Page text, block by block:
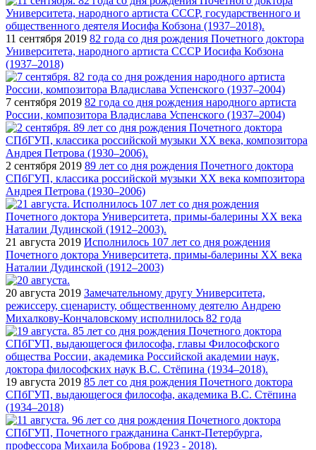
11 сентября 2019 82 года со дня рождения Почетного доктора
Университета, народного артиста СССР Иосифа Кобзона
(1937–2018)
7 сентября 2019 82 года со дня рождения народного артиста
России, композитора Владислава Успенского (1937–2004)
2 сентября 2019 89 лет со дня рождения Почетного доктора
СПбГУП, классика российской музыки ХХ века композитора
Андрея Петрова (1930–2006)
21 августа 2019 Исполнилось 107 лет со дня рождения
Почетного доктора Университета, примы-балерины XX века
Наталии Дудинской (1912–2003)
20 августа 2019 Замечательному другу Университета,
режиссеру, сценаристу, общественному деятелю Андрею
Михалкову-Кончаловскому исполнилось 82 года
19 августа 2019 85 лет со дня рождения Почетного доктора
СПбГУП, выдающегося философа, академика В.С. Стёпина
(1934–2018)